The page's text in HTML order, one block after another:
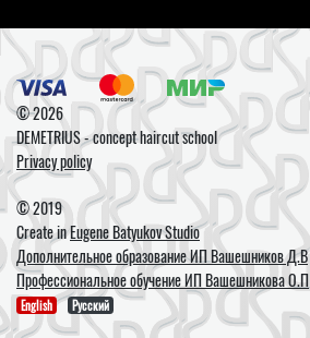
© 2026
DEMETRIUS - concept haircut school
Privacy policy
© 2019
Create inEugene Batyukov Studio
Дополнительное образование ИП Вашешников Д.В
Профессиональное обучение ИП Вашешникова О.П
English Русский